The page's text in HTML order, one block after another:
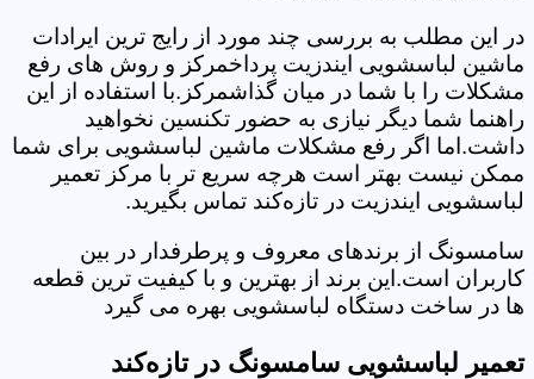
در این مطلب به بررسی چند مورد از رایج ترین ایرادات
ماشین لباسشویی ایندزیت پرداخمرکز و روش های رفع
مشکلات را با شما در میان گذاشمرکز.با استفاده از این
راهنما شما دیگر نیازی به حضور تکنسین نخواهید
داشت.اما اگر رفع مشکلات ماشین لباسشویی برای شما
ممکن نیست بهتر است هرچه سریع تر با مرکز تعمیر
لباسشویی ایندزیت در تازه‌کند تماس بگیرید.
سامسونگ از برندهای معروف و پرطرفدار در بین
کاربران است.این برند از بهترین و با کیفیت ترین قطعه
ها در ساخت دستگاه لباسشویی بهره می گیرد
تعمیر لباسشویی سامسونگ در تازه‌کند